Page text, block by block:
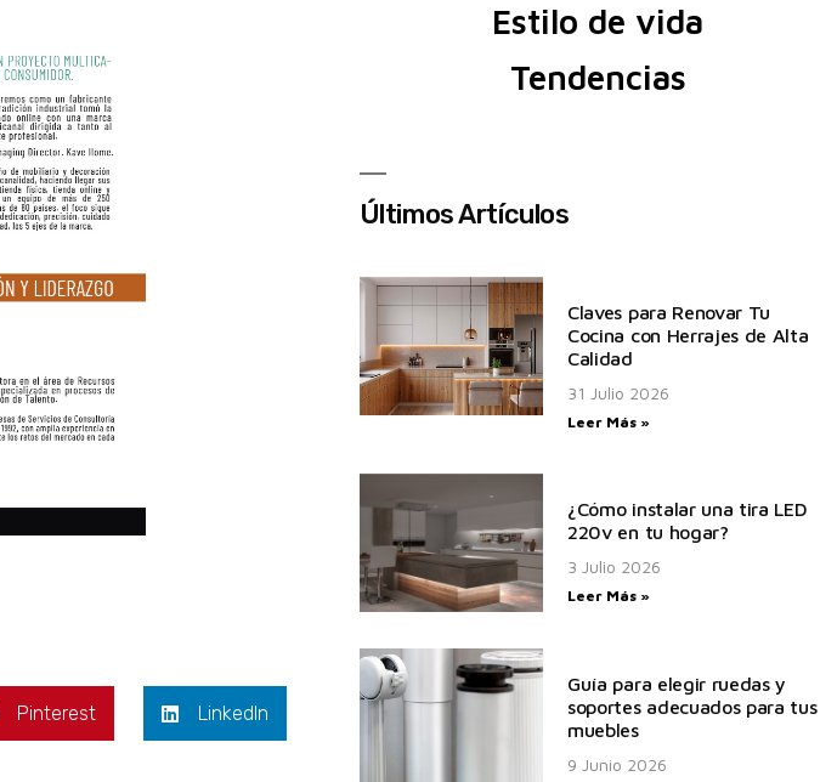
Pinterest LinkedIn
Estilo de vida
Tendencias
Últimos Artículos
Claves para Renovar Tu
Cocina con Herrajes de Alta
Calidad
31 Julio 2026
Leer Más »
¿Cómo instalar una tira LED
220v en tu hogar?
3 Julio 2026
Leer Más »
Guía para elegir ruedas y
soportes adecuados para tus
muebles
9 Junio 2026